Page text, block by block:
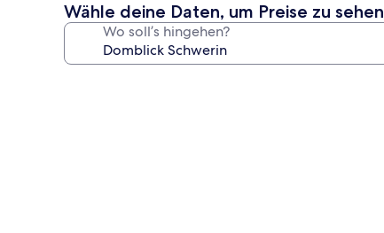
Wähle deine Daten, um Preise zu sehen
Wo soll’s hingehen?